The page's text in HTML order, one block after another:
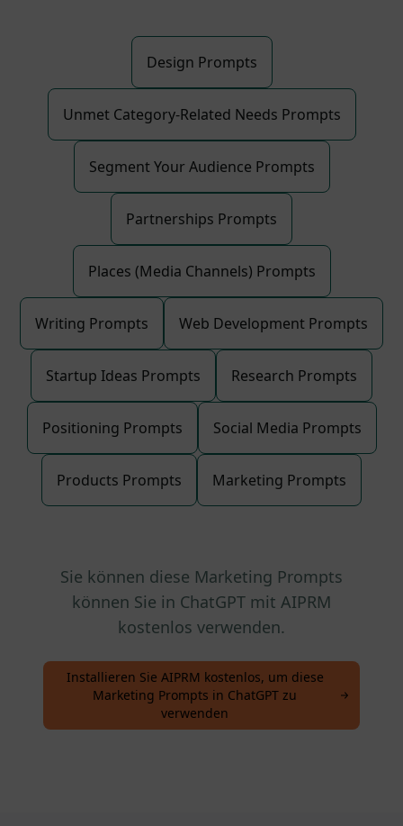
Design Prompts
Unmet Category-Related Needs Prompts
Segment Your Audience Prompts
Partnerships Prompts
Places (Media Channels) Prompts
Writing Prompts Web Development Prompts
Startup Ideas Prompts Research Prompts
Positioning Prompts Social Media Prompts
Products Prompts Marketing Prompts
Sie können diese Marketing Prompts
können Sie in ChatGPT mit AIPRM
kostenlos verwenden.
Installieren Sie AIPRM kostenlos, um diese
Marketing Prompts in ChatGPT zu
verwenden